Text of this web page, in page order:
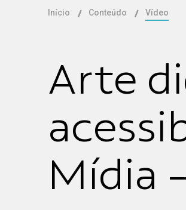
Início Conteúdo Vídeo
Arte
Mídia